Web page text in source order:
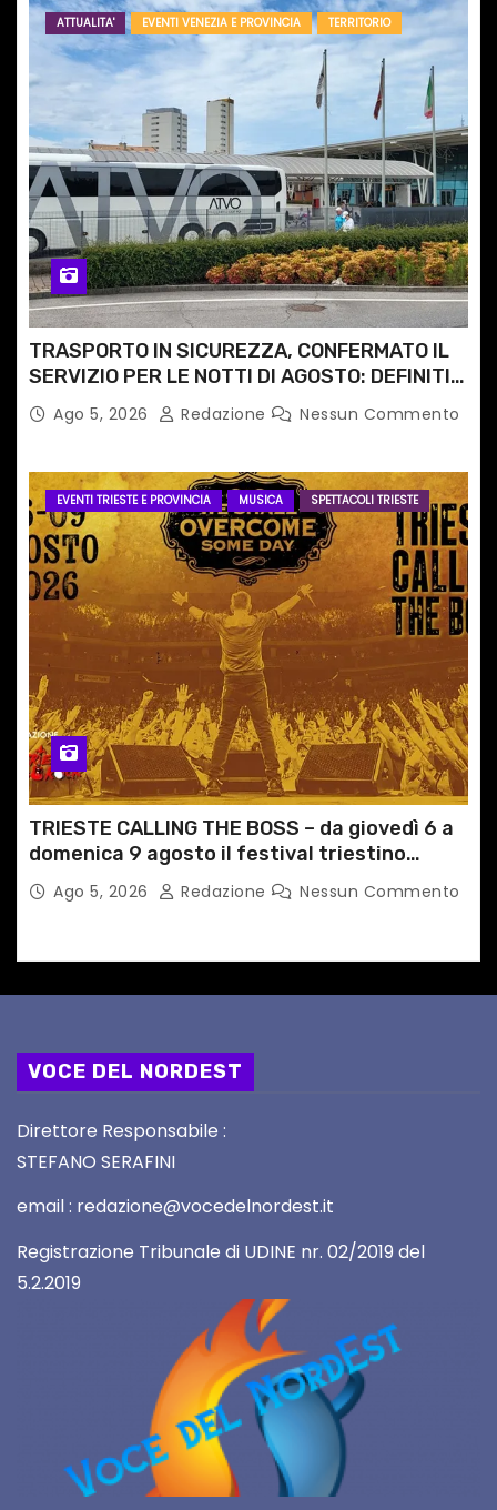
ATTUALITA' EVENTI VENEZIA E PROVINCIA TERRITORIO
TRASPORTO IN SICUREZZA, CONFERMATO IL
SERVIZIO PER LE NOTTI DI AGOSTO: DEFINITI
PERCORSI, FERMATE E ORARIO
Ago 5, 2026 Redazione Nessun Commento
EVENTI TRIESTE E PROVINCIA MUSICA SPETTACOLI TRIESTE
TRIESTE CALLING THE BOSS – da giovedì 6 a
domenica 9 agosto il festival triestino
dedicato a Springsteen
Ago 5, 2026 Redazione Nessun Commento
VOCE DEL NORDEST
Direttore Responsabile :
STEFANO SERAFINI
email : redazione@vocedelnordest.it
Registrazione Tribunale di UDINE nr. 02/2019 del
5.2.2019